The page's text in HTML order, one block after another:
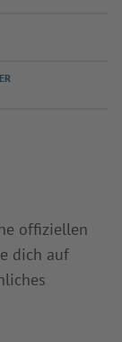
offiziellen
dich auf